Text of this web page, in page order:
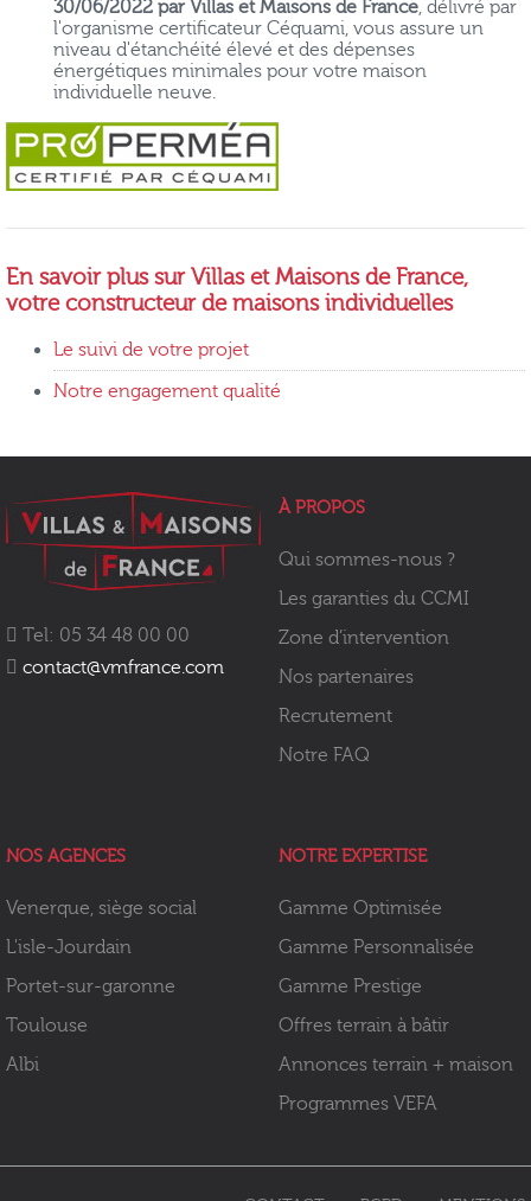
30/06/2022 par Villas et Maisons de France, délivré par
l'organisme certificateur Céquami, vous assure un
niveau d'étanchéité élevé et des dépenses
énergétiques minimales pour votre maison
individuelle neuve.
En savoir plus sur Villas et Maisons de France,
votre constructeur de maisons individuelles
Le suivi de votre projet
Notre engagement qualité
Tel: 05 34 48 00 00
contact@vmfrance.com
À PROPOS
Qui sommes-nous ?
Les garanties du CCMI
Zone d’intervention
Nos partenaires
Recrutement
Notre FAQ
NOS AGENCES
Venerque, siège social
L'isle-Jourdain
Portet-sur-garonne
Toulouse
Albi
NOTRE EXPERTISE
Gamme Optimisée
Gamme Personnalisée
Gamme Prestige
Offres terrain à bâtir
Annonces terrain + maison
Programmes VEFA